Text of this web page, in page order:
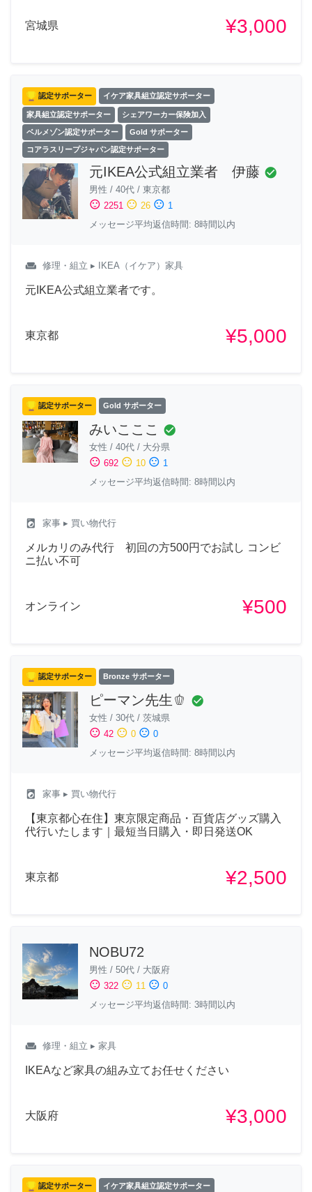
宮城県 ¥3,000
認定サポーター イケア家具組立認定サポーター
家具組立認定サポーター シェアワーカー保険加入
ベルメゾン認定サポーター Gold サポーター
コアラスリープジャパン認定サポーター
元IKEA公式組立業者 伊藤 check_circle
男性 / 40代 / 東京都
sentiment_satisfied 2251 sentiment_neutral 26 sentiment_dissatisfied 1
メッセージ平均返信時間: 8時間以内
weekend 修理・組立 ▸ IKEA（イケア）家具
元IKEA公式組立業者です。
東京都 ¥5,000
認定サポーター Gold サポーター
みいこここ check_circle
女性 / 40代 / 大分県
sentiment_satisfied 692 sentiment_neutral 10 sentiment_dissatisfied 1
メッセージ平均返信時間: 8時間以内
local_laundry_service 家事 ▸ 買い物代行
メルカリのみ代行 初回の方500円でお試し コンビ
ニ払い不可
オンライン ¥500
認定サポーター Bronze サポーター
ピーマン先生🫑 check_circle
女性 / 30代 / 茨城県
sentiment_satisfied 42 sentiment_neutral 0 sentiment_dissatisfied 0
メッセージ平均返信時間: 8時間以内
local_laundry_service 家事 ▸ 買い物代行
【東京都心在住】東京限定商品・百貨店グッズ購入
代行いたします｜最短当日購入・即日発送OK
東京都 ¥2,500
NOBU72
男性 / 50代 / 大阪府
sentiment_satisfied 322 sentiment_neutral 11 sentiment_dissatisfied 0
メッセージ平均返信時間: 3時間以内
weekend 修理・組立 ▸ 家具
IKEAなど家具の組み立てお任せください
大阪府 ¥3,000
認定サポーター イケア家具組立認定サポーター